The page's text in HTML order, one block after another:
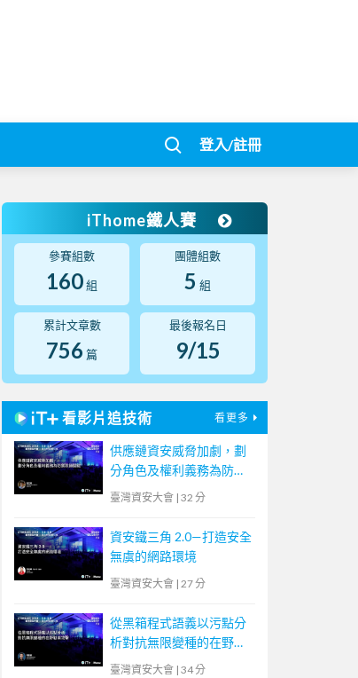
登入/註冊
iThome鐵人賽
參賽組數
160組
團體組數
5 組
累計文章數
756 篇
最後報名日
9/15
看影片追技術 看更多
供應鏈資安威脅加劇，劃
分角色及權利義務為防禦
致勝關鍵
臺灣資安大會 | 32 分
資安鐵三角 2.0—打造安全
無虞的網路環境
臺灣資安大會 | 27 分
從黑箱程式語義以污點分
析對抗無限變種的在野勒
索攻擊
臺灣資安大會 | 34 分